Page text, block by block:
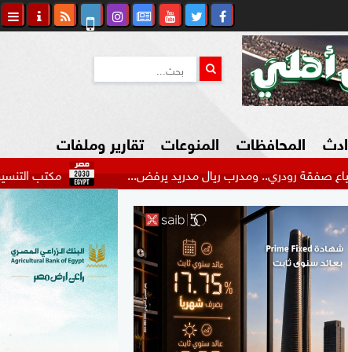
شكاوي المواطن
المحافظات المنوعات
السياحة في مصر
التكنولوجيا
المرأة والأسرة
السيارات
تقارير وملفات
مكتب التنسيق: يمكن ومدرب ريال مدريد يرفض...